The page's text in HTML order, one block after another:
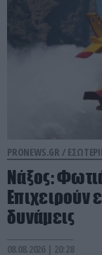
PRONEWS.GR /
Νάξος:
Επιχειρούν
δυνάμεις
08.08.2026 | 20:28